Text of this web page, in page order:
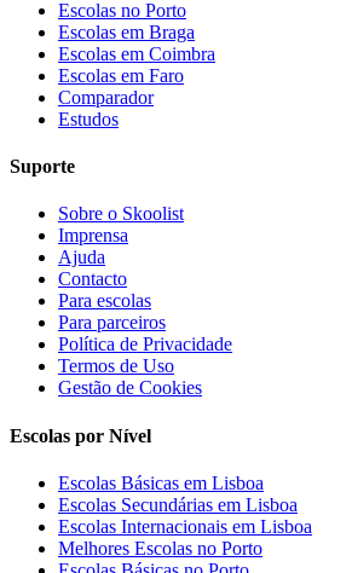
Escolas no Porto
Escolas em Braga
Escolas em Coimbra
Escolas em Faro
Comparador
Estudos
Suporte
Sobre o Skoolist
Imprensa
Ajuda
Contacto
Para escolas
Para parceiros
Política de Privacidade
Termos de Uso
Gestão de Cookies
Escolas por Nível
Escolas Básicas em Lisboa
Escolas Secundárias em Lisboa
Escolas Internacionais em Lisboa
Melhores Escolas no Porto